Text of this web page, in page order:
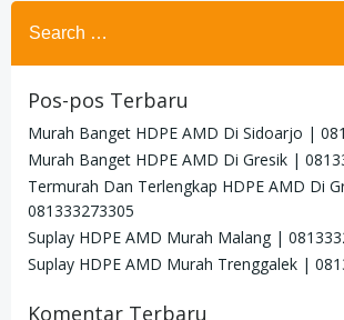
Search
for:
Pos-pos Terbaru
Murah Banget HDPE AMD Di Sidoarjo |
Murah Banget HDPE AMD Di Gresik |
Termurah Dan Terlengkap HDPE AMD Di
081333273305
Suplay HDPE AMD Murah Malang |
Suplay HDPE AMD Murah Trenggalek |
Komentar Terbaru